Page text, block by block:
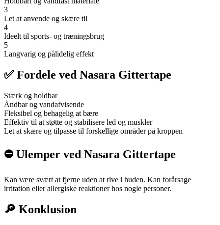
3
Let at anvende og skære til
4
Ideelt til sports- og træningsbrug
5
Langvarig og pålidelig effekt
✅ Fordele ved Nasara Gittertape
Stærk og holdbar
Åndbar og vandafvisende
Fleksibel og behagelig at bære
Effektiv til at støtte og stabilisere led og muskler
Let at skære og tilpasse til forskellige områder på kroppen
⛔️ Ulemper ved Nasara Gittertape
Kan være svært at fjerne uden at rive i huden. Kan forårsage
irritation eller allergiske reaktioner hos nogle personer.
🔎 Konklusion